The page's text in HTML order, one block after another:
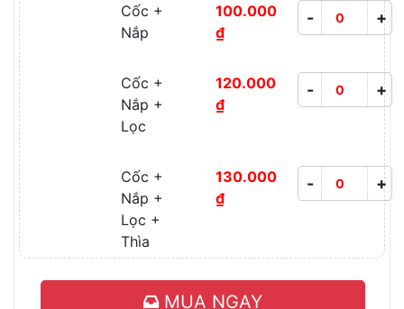
Cốc +
Nắp
100.000
₫
- +
Cốc +
Nắp +
Lọc
120.000
₫
- +
Cốc +
Nắp +
Lọc +
Thìa
130.000
₫
- +
MUA NGAY